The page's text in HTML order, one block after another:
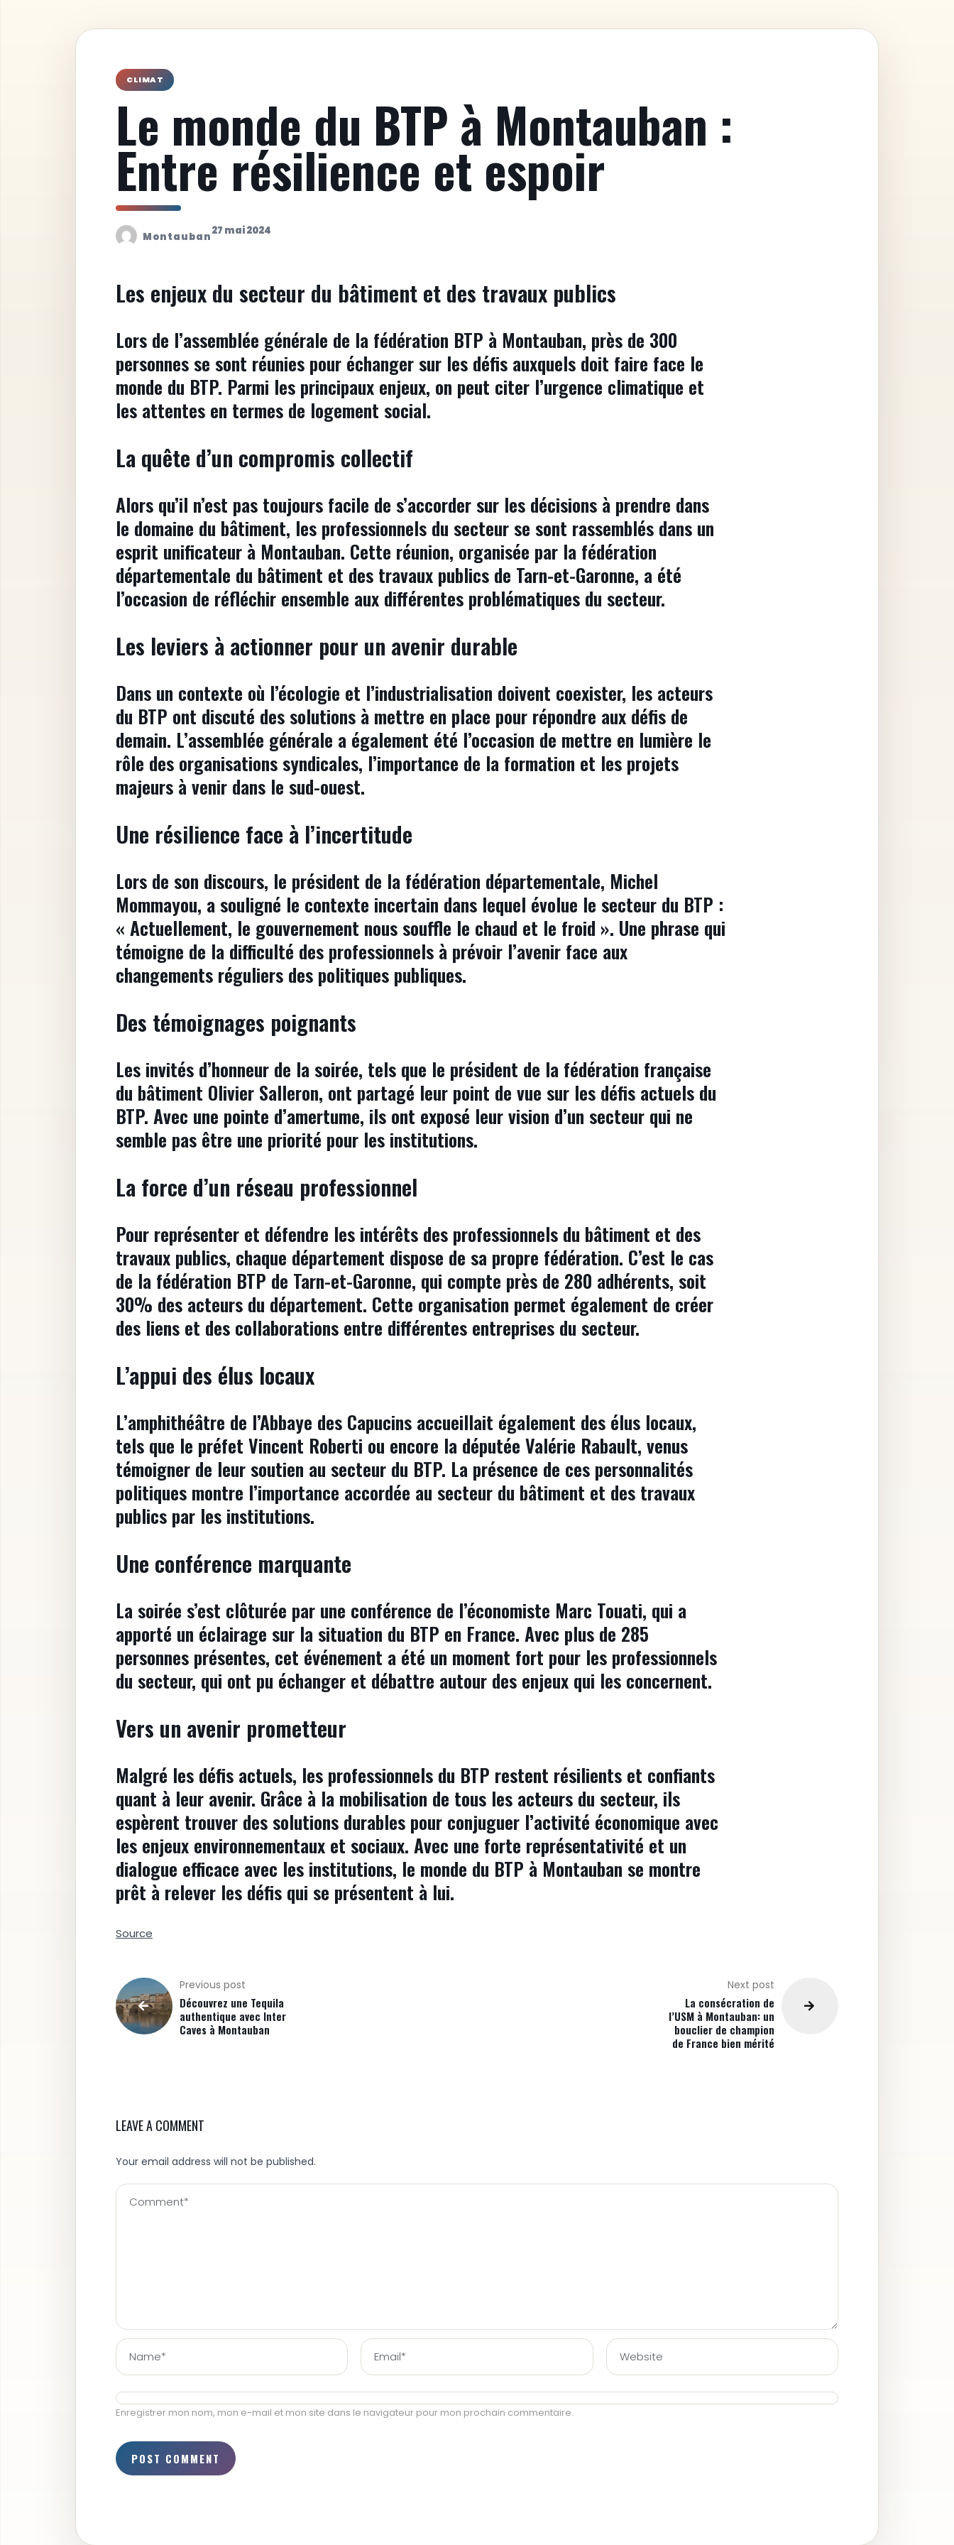
CLIMAT
Le monde du BTP à Montauban :
Entre résilience et espoir
Montauban27 mai 2024
Les enjeux du secteur du bâtiment et des travaux publics
Lors de l’assemblée générale de la fédération BTP à Montauban, près de 300
personnes se sont réunies pour échanger sur les défis auxquels doit faire face le
monde du BTP. Parmi les principaux enjeux, on peut citer l’urgence climatique et
les attentes en termes de logement social.
La quête d’un compromis collectif
Alors qu’il n’est pas toujours facile de s’accorder sur les décisions à prendre dans
le domaine du bâtiment, les professionnels du secteur se sont rassemblés dans un
esprit unificateur à Montauban. Cette réunion, organisée par la fédération
départementale du bâtiment et des travaux publics de Tarn-et-Garonne, a été
l’occasion de réfléchir ensemble aux différentes problématiques du secteur.
Les leviers à actionner pour un avenir durable
Dans un contexte où l’écologie et l’industrialisation doivent coexister, les acteurs
du BTP ont discuté des solutions à mettre en place pour répondre aux défis de
demain. L’assemblée générale a également été l’occasion de mettre en lumière le
rôle des organisations syndicales, l’importance de la formation et les projets
majeurs à venir dans le sud-ouest.
Une résilience face à l’incertitude
Lors de son discours, le président de la fédération départementale, Michel
Mommayou, a souligné le contexte incertain dans lequel évolue le secteur du BTP :
« Actuellement, le gouvernement nous souffle le chaud et le froid ». Une phrase qui
témoigne de la difficulté des professionnels à prévoir l’avenir face aux
changements réguliers des politiques publiques.
Des témoignages poignants
Les invités d’honneur de la soirée, tels que le président de la fédération française
du bâtiment Olivier Salleron, ont partagé leur point de vue sur les défis actuels du
BTP. Avec une pointe d’amertume, ils ont exposé leur vision d’un secteur qui ne
semble pas être une priorité pour les institutions.
La force d’un réseau professionnel
Pour représenter et défendre les intérêts des professionnels du bâtiment et des
travaux publics, chaque département dispose de sa propre fédération. C’est le cas
de la fédération BTP de Tarn-et-Garonne, qui compte près de 280 adhérents, soit
30% des acteurs du département. Cette organisation permet également de créer
des liens et des collaborations entre différentes entreprises du secteur.
L’appui des élus locaux
L’amphithéâtre de l’Abbaye des Capucins accueillait également des élus locaux,
tels que le préfet Vincent Roberti ou encore la députée Valérie Rabault, venus
témoigner de leur soutien au secteur du BTP. La présence de ces personnalités
politiques montre l’importance accordée au secteur du bâtiment et des travaux
publics par les institutions.
Une conférence marquante
La soirée s’est clôturée par une conférence de l’économiste Marc Touati, qui a
apporté un éclairage sur la situation du BTP en France. Avec plus de 285
personnes présentes, cet événement a été un moment fort pour les professionnels
du secteur, qui ont pu échanger et débattre autour des enjeux qui les concernent.
Vers un avenir prometteur
Malgré les défis actuels, les professionnels du BTP restent résilients et confiants
quant à leur avenir. Grâce à la mobilisation de tous les acteurs du secteur, ils
espèrent trouver des solutions durables pour conjuguer l’activité économique avec
les enjeux environnementaux et sociaux. Avec une forte représentativité et un
dialogue efficace avec les institutions, le monde du BTP à Montauban se montre
prêt à relever les défis qui se présentent à lui.
Source
Previous post
Découvrez une Tequila
authentique avec Inter
Caves à Montauban
Next post
La consécration de
l’USM à Montauban: un
bouclier de champion
de France bien mérité
LEAVE A COMMENT
Your email address will not be published.
Enregistrer mon nom, mon e-mail et mon site dans le navigateur pour mon prochain commentaire.